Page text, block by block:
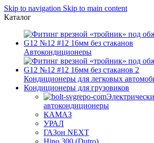
Skip to navigation Skip to main content
Каталог
Автокондиционеры
Кондиционеры для легковых
Кондиционеры для грузовиков
автокондиционеры
КАМАЗ
УРАЛ
ГАЗон NEXT
Hino 300 (Dutro)